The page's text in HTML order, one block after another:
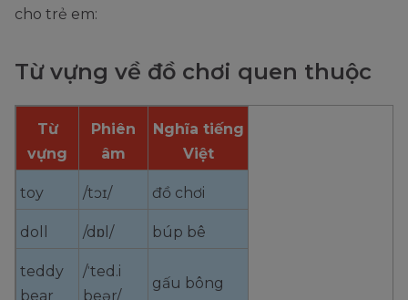
cho trẻ em:
Từ vựng về đồ chơi quen thuộc
Từ
vựng
Phiên
âm
Nghĩa tiếng
Việt
toy /tɔɪ/ đồ chơi
doll /dɒl/ búp bê
teddy
bear
/ˈted.i
beər/
gấu bông